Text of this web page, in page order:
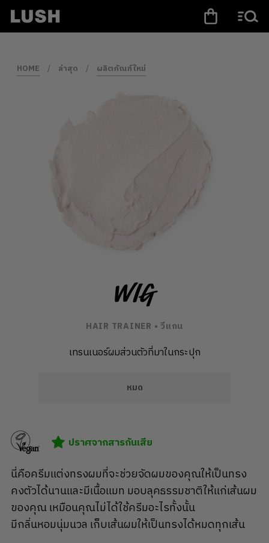
HOME / ล่าสุด / ผลิตภัณฑ์ใหม่
Wig
HAIR TRAINER • วีแกน
เทรนเนอร์ผมส่วนตัวที่มาในกระปุก
หมด
ปราศจากสารกันเสีย
นี่คือครีมแต่งทรงผมที่จะช่วยจัดผมของคุณให้เป็นทรง
คงตัวได้นานและมีเนื้อแมท มอบลุคธรรมชาติให้แก่เส้นผม
ของคุณ เหมือนคุณไม่ได้ใช้ครีมอะไรทั้งนั้น
มีกลิ่นหอมนุ่มนวล เก็บเส้นผมให้เป็นทรงได้หมดทุกเส้น